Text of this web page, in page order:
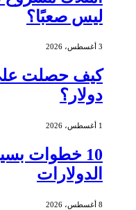
ليس صعبًا؟
3 أغسطس، 2026
دولار؟
1 أغسطس، 2026
10 خطوات
الدولارات
8 أغسطس، 2026